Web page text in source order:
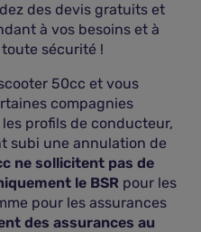
des devis gratuits et
à vos besoins et à
sécurité !
50cc et vous
compagnies
profils de conducteur,
subi une annulation de
ne sollicitent pas de
le BSR pour les
pour les assurances
des assurances au